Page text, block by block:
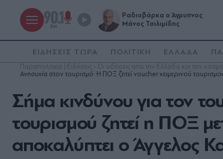
Ραδιοβάρκα ο Άγρυπνος
Μάνος Τσιλιμίδης
ΕΙΔΗΣΕΙΣ ΤΩΡΑ ΠΟΛΙΤΙΚΗ ΕΛΛΑΔΑ
Παραπολιτικά | Ειδήσεις - Οι ειδήσεις από την Ελλάδα και τον κόσμο
Ανησυχία στον τουρισμό: Η ΠΟΞ ζητεί voucher χειμερινού
Σήμα κινδύνου για τον
τουρισμού ζητεί η ΠΟΞ
αποκαλύπτει ο Άγγελος